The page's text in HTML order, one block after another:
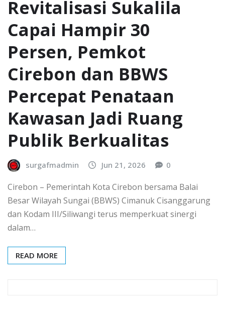
Revitalisasi Sukalila
Capai Hampir 30
Persen, Pemkot
Cirebon dan BBWS
Percepat Penataan
Kawasan Jadi Ruang
Publik Berkualitas
surgafmadmin Jun 21, 2026 0
Cirebon – Pemerintah Kota Cirebon bersama Balai
Besar Wilayah Sungai (BBWS) Cimanuk Cisanggarung
dan Kodam III/Siliwangi terus memperkuat sinergi
dalam…
READ MORE